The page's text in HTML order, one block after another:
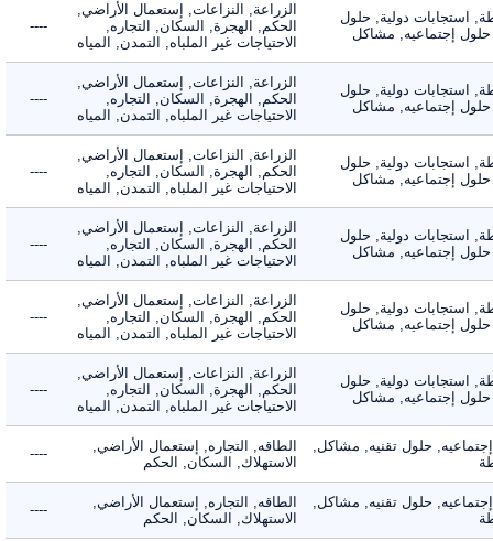
استجابات دولية, حلول
إجتماعيه, مشاكل
الزراعة, النزاعات, إستعمال الأراضي,
الحكم, الهجرة, السكان, التجاره,
الاحتياجات غير الملباه, التمدن, المياه
----
استجابات دولية, حلول
إجتماعيه, مشاكل
الزراعة, النزاعات, إستعمال الأراضي,
الحكم, الهجرة, السكان, التجاره,
الاحتياجات غير الملباه, التمدن, المياه
----
استجابات دولية, حلول
إجتماعيه, مشاكل
الزراعة, النزاعات, إستعمال الأراضي,
الحكم, الهجرة, السكان, التجاره,
الاحتياجات غير الملباه, التمدن, المياه
----
استجابات دولية, حلول
إجتماعيه, مشاكل
الزراعة, النزاعات, إستعمال الأراضي,
الحكم, الهجرة, السكان, التجاره,
الاحتياجات غير الملباه, التمدن, المياه
----
استجابات دولية, حلول
إجتماعيه, مشاكل
الزراعة, النزاعات, إستعمال الأراضي,
الحكم, الهجرة, السكان, التجاره,
الاحتياجات غير الملباه, التمدن, المياه
----
استجابات دولية, حلول
إجتماعيه, مشاكل
الزراعة, النزاعات, إستعمال الأراضي,
الحكم, الهجرة, السكان, التجاره,
الاحتياجات غير الملباه, التمدن, المياه
----
حلول تقنيه, مشاكل,
الطاقه, التجاره, إستعمال الأراضي,
الاستهلاك, السكان, الحكم
----
حلول تقنيه, مشاكل,
الطاقه, التجاره, إستعمال الأراضي,
الاستهلاك, السكان, الحكم
----